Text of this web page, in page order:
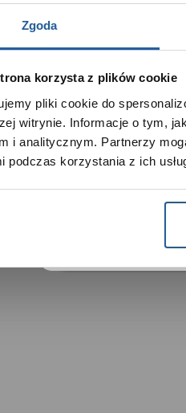
Zgoda
korzysta z plików cookie
pliki cookie do
witrynie. Informacje o tym,
i analitycznym. Partnerzy
podczas korzystania z ich
Instrumenty muzyczne
Kalkulatory
prawa zastrzeżone.
Używamy
optymalizować